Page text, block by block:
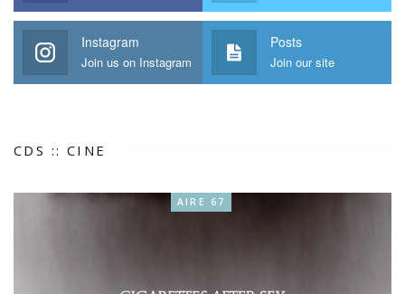
Instagram
Join us on Instagram
Posts
Join our site
CDS :: CINE
AIRE 67